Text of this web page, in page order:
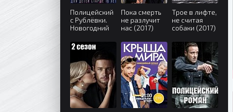
Полицейский
с Рублёвки.
Новогодний
(2018)
Пока смерть
не разлучит
нас (2017)
Трое в лифте,
не считая
собаки (2017)